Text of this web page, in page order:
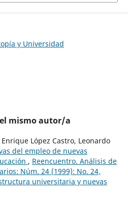
y Universidad
mismo autor/a
López Castro, Leonardo
del empleo de nuevas
, Reencuentro. Análisis de
Núm. 24 (1999): No. 24,
universitaria y nuevas